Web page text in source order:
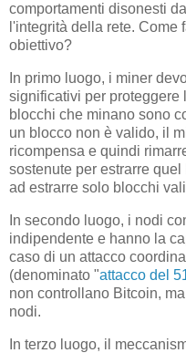
comportamenti disonesti
l'integrità della rete. Come
obiettivo?
In primo luogo, i miner
significativi per proteggere
blocchi che minano sono
un blocco non è valido, il
ricompensa e quindi
sostenute per estrarre
ad estrarre solo blocchi
In secondo luogo, i nodi
indipendente e hanno la
caso di un attacco
(denominato "attacco del
non controllano Bitcoin,
nodi.
In terzo luogo, il